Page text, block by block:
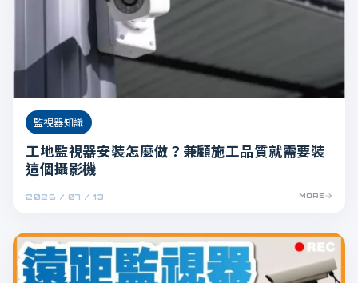
2026 / 07 / 13
監視器知識
工地監視器安裝怎麼做？兼顧施工品質就需要裝
這個攝影機
MORE